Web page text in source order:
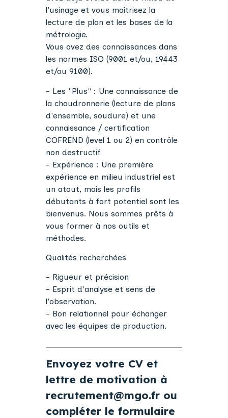
l'usinage et vous maîtrisez la
lecture de plan et les bases de la
métrologie.
Vous avez des connaissances dans
les normes ISO (9001 et/ou, 19443
et/ou 9100).
- Les "Plus" : Une connaissance de
la chaudronnerie (lecture de plans
d'ensemble, soudure) et une
connaissance / certification
COFREND (level 1 ou 2) en contrôle
non destructif
- Expérience : Une première
expérience en milieu industriel est
un atout, mais les profils
débutants à fort potentiel sont les
bienvenus. Nous sommes prêts à
vous former à nos outils et
méthodes.
Qualités recherchées
- Rigueur et précision
- Esprit d'analyse et sens de
l'observation.
- Bon relationnel pour échanger
avec les équipes de production.
Envoyez votre CV et
lettre de motivation à
recrutement@mgo.fr ou
compléter le formulaire